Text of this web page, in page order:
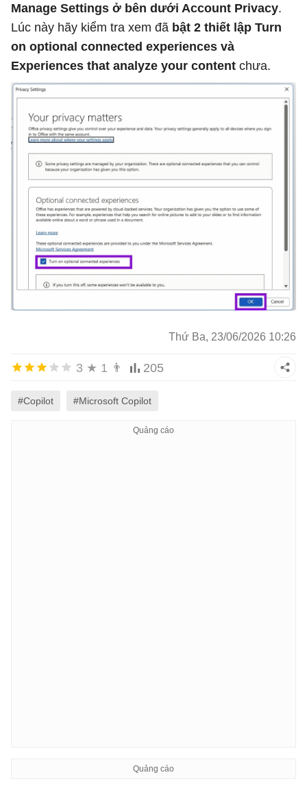
Manage Settings ở bên dưới Account Privacy.
Lúc này hãy kiểm tra xem đã bật 2 thiết lập Turn
on optional connected experiences và
Experiences that analyze your content chưa.
Thứ Ba, 23/06/2026 10:26
3 ★ 1 👨 205
#Copilot #Microsoft Copilot